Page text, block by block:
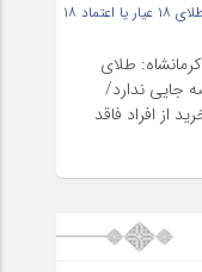
دومین گزارش از پرونده ویژه :طلای ۱۸ عیار یا اعتماد ۱۸
طلای
جایی ندارد/
از افراد فاقد